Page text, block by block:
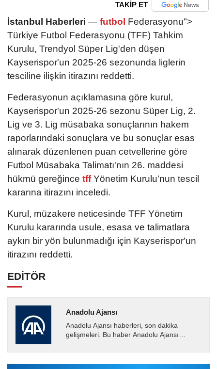
TAKİP ET
İstanbul Haberleri — futbol Federasyonu">
Türkiye Futbol Federasyonu (TFF) Tahkim
Kurulu, Trendyol Süper Lig'den düşen
Kayserispor'un 2025-26 sezonunda liglerin
tesciline ilişkin itirazını reddetti.
Federasyonun açıklamasına göre kurul,
Kayserispor'un 2025-26 sezonu Süper Lig, 2.
Lig ve 3. Lig müsabaka sonuçlarının hakem
raporlarındaki sonuçlara ve bu sonuçlar esas
alınarak düzenlenen puan cetvellerine göre
Futbol Müsabaka Talimatı'nın 26. maddesi
hükmü gereğince tffYönetim Kurulu'nun tescil
kararına itirazını inceledi.
Kurul, müzakere neticesinde TFF Yönetim
Kurulu kararında usule, esasa ve talimatlara
aykırı bir yön bulunmadığı için Kayserispor'un
itirazını reddetti.
EDİTÖR
Anadolu Ajansı
Anadolu Ajansı haberleri, son dakika
gelişmeleri. Bu haber Anadolu Ajansı
tarafından geçilen tüm...